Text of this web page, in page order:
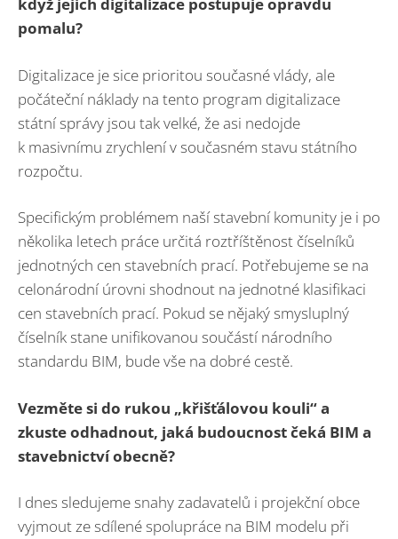
pomalu?
Digitalizace je sice prioritou současné vlády, ale
počáteční náklady na tento program digitalizace
státní správy jsou tak velké, že asi nedojde
k masivnímu zrychlení v současném stavu státního
rozpočtu.
Specifickým problémem naší stavební komunity je i po
několika letech práce určitá roztříštěnost číselníků
jednotných cen stavebních prací. Potřebujeme se na
celonárodní úrovni shodnout na jednotné klasifikaci
cen stavebních prací. Pokud se nějaký smysluplný
číselník stane unifikovanou součástí národního
standardu BIM, bude vše na dobré cestě.
Vezměte si do rukou „křišťálovou kouli“ a
zkuste odhadnout, jaká budoucnost čeká BIM a
stavebnictví obecně?
I dnes sledujeme snahy zadavatelů i projekční obce
vyjmout ze sdílené spolupráce na BIM modelu při